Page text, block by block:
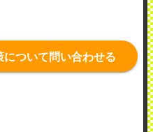
ついて問い合わせる